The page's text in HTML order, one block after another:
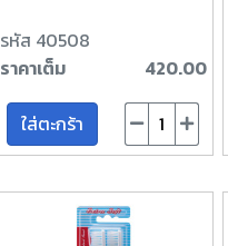
รหัส 40508
ราคาเต็ม
420.00
ใส่ตะกร้า